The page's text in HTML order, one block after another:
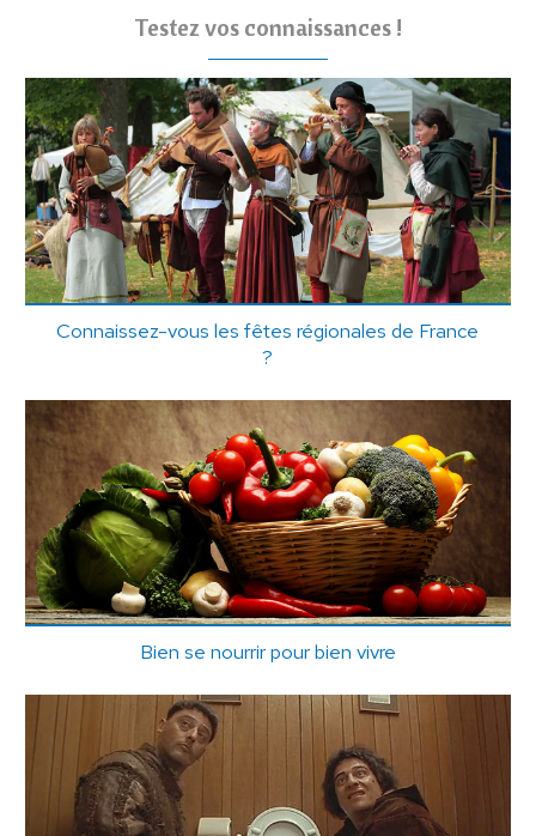
Testez vos connaissances !
Connaissez-vous les fêtes régionales de France
?
Bien se nourrir pour bien vivre